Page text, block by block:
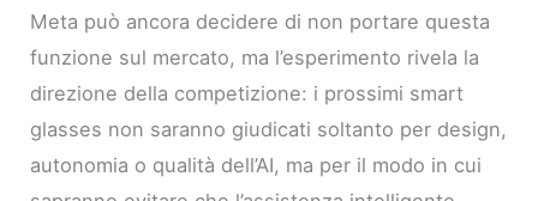
Meta può ancora decidere di non portare questa
funzione sul mercato, ma l’esperimento rivela la
direzione della competizione: i prossimi smart
glasses non saranno giudicati soltanto per design,
autonomia o qualità dell’AI, ma per il modo in cui